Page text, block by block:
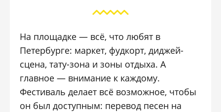
На площадке — всё, что любят в
Петербурге: маркет, фудкорт, диджей-
сцена, тату-зона и зоны отдыха. А
главное — внимание к каждому.
Фестиваль делает всё возможное, чтобы
он был доступным: перевод песен на